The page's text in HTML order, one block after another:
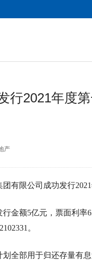
行2021年度
产
有限公司成功发行
金额5亿元，票面利率
。
全部用于归还存量有